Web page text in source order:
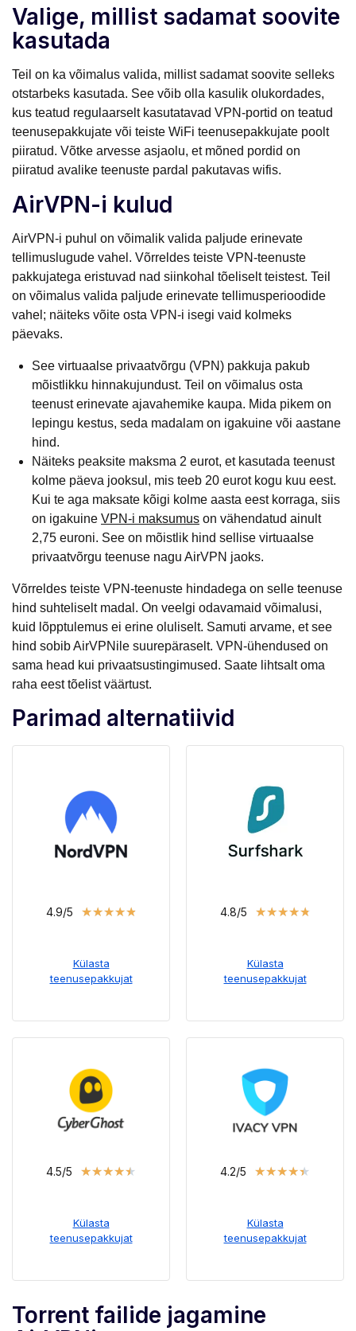
Valige, millist sadamat soovite
kasutada
Teil on ka võimalus valida, millist sadamat soovite selleks
otstarbeks kasutada. See võib olla kasulik olukordades,
kus teatud regulaarselt kasutatavad VPN-portid on teatud
teenusepakkujate või teiste WiFi teenusepakkujate poolt
piiratud. Võtke arvesse asjaolu, et mõned pordid on
piiratud avalike teenuste pardal pakutavas wifis.
AirVPN-i kulud
AirVPN-i puhul on võimalik valida paljude erinevate
tellimuslugude vahel. Võrreldes teiste VPN-teenuste
pakkujatega eristuvad nad siinkohal tõeliselt teistest. Teil
on võimalus valida paljude erinevate tellimusperioodide
vahel; näiteks võite osta VPN-i isegi vaid kolmeks
päevaks.
See virtuaalse privaatvõrgu (VPN) pakkuja pakub
mõistlikku hinnakujundust. Teil on võimalus osta
teenust erinevate ajavahemike kaupa. Mida pikem on
lepingu kestus, seda madalam on igakuine või aastane
hind.
Näiteks peaksite maksma 2 eurot, et kasutada teenust
kolme päeva jooksul, mis teeb 20 eurot kogu kuu eest.
Kui te aga maksate kõigi kolme aasta eest korraga, siis
on igakuine VPN-i maksumus on vähendatud ainult
2,75 euroni. See on mõistlik hind sellise virtuaalse
privaatvõrgu teenuse nagu AirVPN jaoks.
Võrreldes teiste VPN-teenuste hindadega on selle teenuse
hind suhteliselt madal. On veelgi odavamaid võimalusi,
kuid lõpptulemus ei erine oluliselt. Samuti arvame, et see
hind sobib AirVPNile suurepäraselt. VPN-ühendused on
sama head kui privaatsustingimused. Saate lihtsalt oma
raha eest tõelist väärtust.
Parimad alternatiivid
4.9/5 ★★★★★
Külasta
teenusepakkujat
4.8/5 ★★★★★
Külasta
teenusepakkujat
4.5/5 ★★★★★
Külasta
teenusepakkujat
4.2/5 ★★★★★
Külasta
teenusepakkujat
Torrent failide jagamine